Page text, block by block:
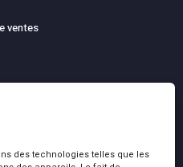
des technologies telles que les
ventes